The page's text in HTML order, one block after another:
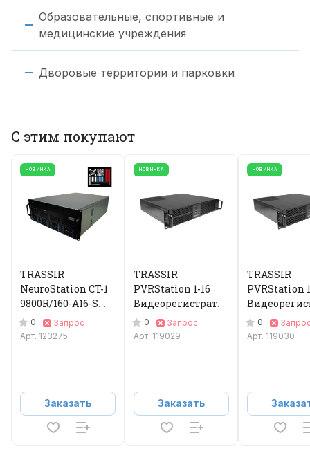
Образовательные, спортивные и
медицинские учреждения
Дворовые территории и парковки
С этим покупают
НОВИНКА
TRASSIR
NeuroStation CT-1
9800R/160-A16-S
Видеорегистратор
IP
0
Запрос
Арт. 123275
Заказать
НОВИНКА
TRASSIR
PVRStation 1-16
Видеорегистратор
IP 0
Запрос
Арт. 119029
Заказать
НОВИНКА
TRASSIR
PVRStation
IP 0
Арт. 119030